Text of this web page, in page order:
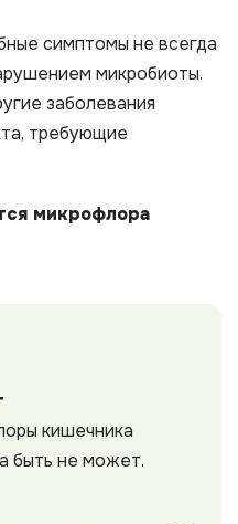
симптомы не всегда
микробиоты.
заболевания
требующие
микрофлора
кишечника
быть не может.